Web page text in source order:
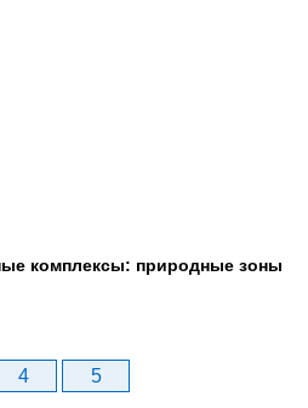
комплексы: природные зоны
4 5